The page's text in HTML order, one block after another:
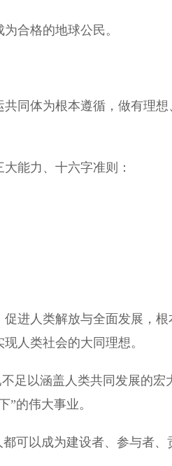
合格的地球公民。
同体为根本遵循，做有理想
能力、十六字准则：
进人类解放与全面发展，根
人类社会的大同理想。
足以涵盖人类共同发展的宏
的伟大事业。
以成为建设者、参与者、